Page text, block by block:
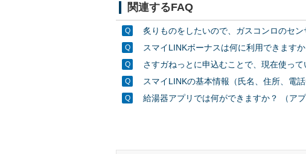
関連するFAQ
炙りものをしたいので、ガスコンロのセ
スマイLINKボーナスは何に利用できますか
さすガねっとに申込むことで、現在使っ
スマイLINKの基本情報（氏名、住所、電
給湯器アプリでは何ができますか？ （ア